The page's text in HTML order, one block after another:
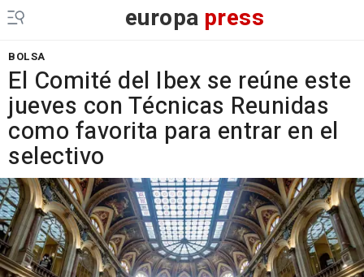
europa press
BOLSA
El Comité del Ibex se reúne este
jueves con Técnicas Reunidas
como favorita para entrar en el
selectivo